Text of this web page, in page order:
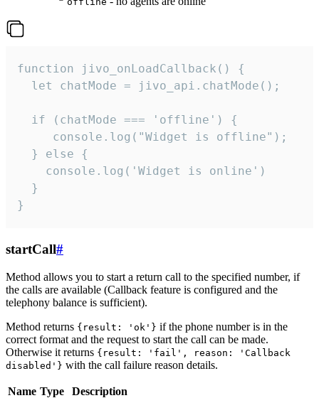
function jivo_onLoadCallback() {
  let chatMode = jivo_api.chatMode();
  if (chatMode === 'offline') {
     console.log("Widget is offline");
  } else {
    console.log('Widget is online')
  }
}
startCall#
Method allows you to start a return call to the specified number, if
the calls are available (Callback feature is configured and the
telephony balance is sufficient).
Method returns {result: 'ok'} if the phone number is in the
correct format and the request to start the call can be made.
Otherwise it returns {result: 'fail', reason: 'Callback
disabled'} with the call failure reason details.
Name Type
Description